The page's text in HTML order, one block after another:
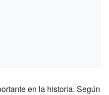
en la historia. Según